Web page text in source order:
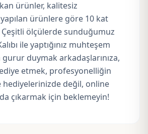
ürünler, kalitesiz
ürünlere göre 10 kat
Çeşitli ölçülerde sunduğumuz
ile yaptığınız muhteşem
gurur duymak arkadaşlarınıza,
etmek, profesyonelliğin
hediyelerinizde değil, online
da çıkarmak için beklemeyin!